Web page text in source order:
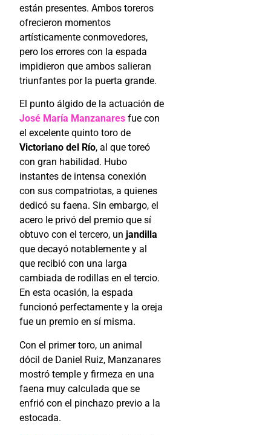
están presentes. Ambos toreros
ofrecieron momentos
artísticamente conmovedores,
pero los errores con la espada
impidieron que ambos salieran
triunfantes por la puerta grande.
El punto álgido de la actuación de
José María Manzanares fue con
el excelente quinto toro de
Victoriano del Río, al que toreó
con gran habilidad. Hubo
instantes de intensa conexión
con sus compatriotas, a quienes
dedicó su faena. Sin embargo, el
acero le privó del premio que sí
obtuvo con el tercero, un jandilla
que decayó notablemente y al
que recibió con una larga
cambiada de rodillas en el tercio.
En esta ocasión, la espada
funcionó perfectamente y la oreja
fue un premio en sí misma.
Con el primer toro, un animal
dócil de Daniel Ruiz, Manzanares
mostró temple y firmeza en una
faena muy calculada que se
enfrió con el pinchazo previo a la
estocada.